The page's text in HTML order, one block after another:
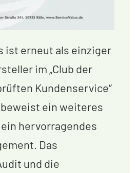
ist erneut als einziger
im „Club der
Kundenservice“
ein weiteres
ein hervorragendes
Das
und die